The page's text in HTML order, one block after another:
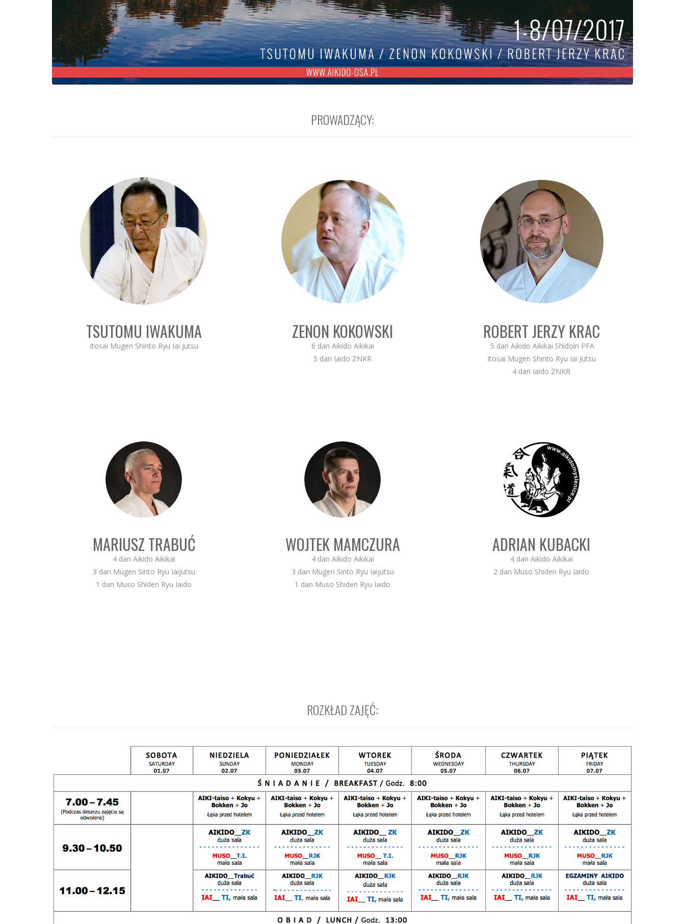
PROWADZĄCY:
TSUTOMU IWAKUMA
Itosai Mugen Shinto Ryu Iai Jutsu
ZENON KOKOWSKI
6 dan Aikido Aikikai
5 dan Iaido ZNKR
ROBERT JERZY KRAC
5 dan Aikido Aikikai Shidoin PFA
Itosai Mugen Shinto Ryu Iai Jutsu
4 dan Iaido ZNKR
MARIUSZ TRABUĆ
4 dan Aikido Aikikai
3 dan Mugen Sinto Ryu Iaijutsu
1 dan Muso Shiden Ryu Iaido
WOJTEK MAMCZURA
4 dan Aikido Aikikai
3 dan Mugen Sinto Ryu Iaijutsu
1 dan Muso Shiden Ryu Iaido
ADRIAN KUBACKI
4 dan Aikido Aikikai
2 dan Muso Shiden Ryu Iaido
ROZKŁAD ZAJĘĆ: